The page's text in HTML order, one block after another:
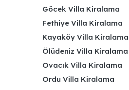
Göcek Villa Kiralama
Fethiye Villa Kiralama
Kayaköy Villa Kiralama
Ölüdeniz Villa Kiralama
Ovacık Villa Kiralama
Ordu Villa Kiralama